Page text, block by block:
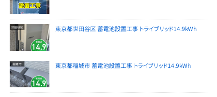
東京都世田谷区 蓄電池設置工事 トライブリッド14.9kWh
東京都稲城市 蓄電池設置工事 トライブリッド14.9kWh